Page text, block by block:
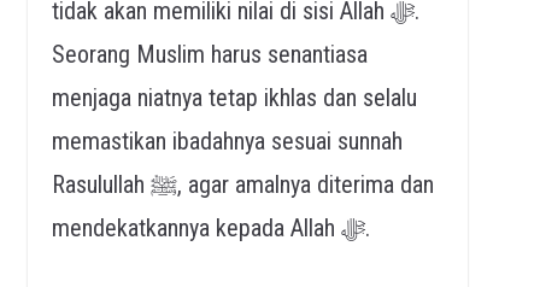
tidak akan memiliki nilai di sisi Allah ﷻ.
Seorang Muslim harus senantiasa
menjaga niatnya tetap ikhlas dan selalu
memastikan ibadahnya sesuai sunnah
Rasulullah ﷺ, agar amalnya diterima dan
mendekatkannya kepada Allah ﷻ.